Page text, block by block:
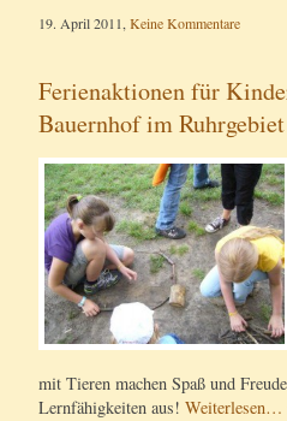
19. April 2011, Keine Kommentare
Ferienaktionen für
Bauernhof im Ruhrgebiet
mit Tieren machen Spaß und
Lernfähigkeiten aus! Weiterlesen…